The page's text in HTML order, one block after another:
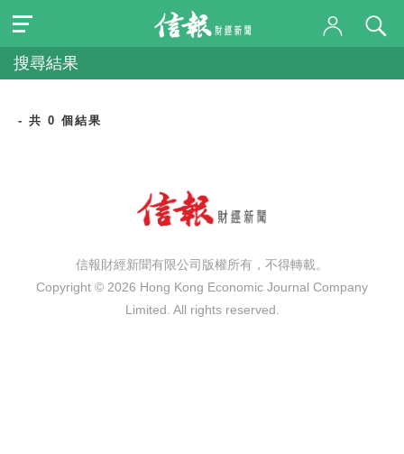
搜尋結果
- 共 0 個結果
信報財經新聞有限公司版權所有，不得轉載。
Copyright © 2026 Hong Kong Economic Journal Company
Limited. All rights reserved.